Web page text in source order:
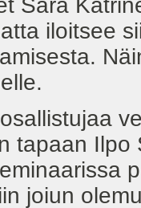
Sara
iloitsee
tapaan
joiun